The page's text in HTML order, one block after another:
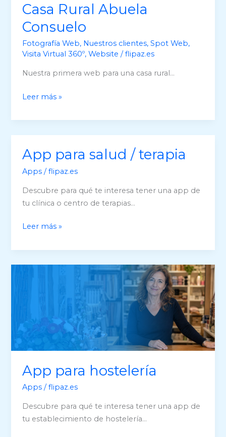
oficialmente
Casa Rural Abuela
Consuelo
Fotografía Web, Nuestros clientes,Spot Web,
Visita Virtual 360º,Website /flipaz.es
Nuestra primera web para una casa rural…
Casa
Abuela
Consuelo
Leer más »
App para salud / terapia
Apps /flipaz.es
Descubre para qué te interesa tener una app de
tu clínica o centro de terapias…
App
salud
/
Leer más »
App para hostelería
Apps /flipaz.es
Descubre para qué te interesa tener una app de
tu establecimiento de hostelería…